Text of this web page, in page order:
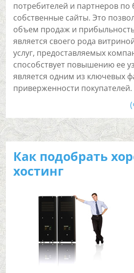
потребителей и партнеров по
собственные сайты. Это
объем продаж и
является своего рода
услуг, предоставляемых
способствует повышению ее
является одним из ключевых
приверженности покупателей.
Как подобрать
хостинг